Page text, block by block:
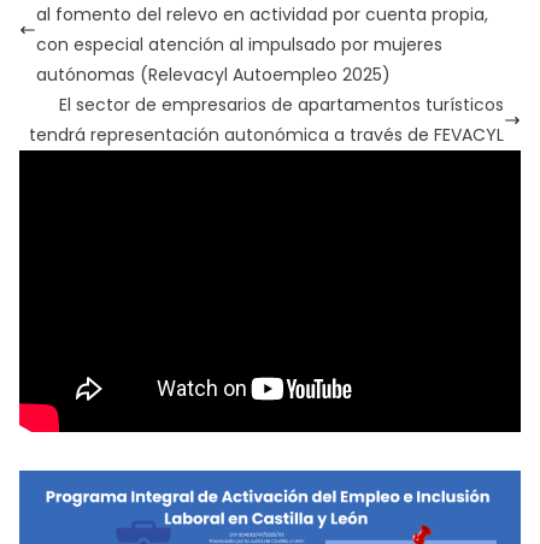
al fomento del relevo en actividad por cuenta propia,
con especial atención al impulsado por mujeres
autónomas (Relevacyl Autoempleo 2025)
El sector de empresarios de apartamentos turísticos
tendrá representación autonómica a través de FEVACYL